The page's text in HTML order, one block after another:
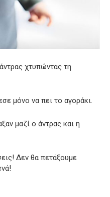
χτυπώντας τη
μόνο να πει το αγοράκι.
μαζί ο άντρας και η
Δεν θα πετάξουμε